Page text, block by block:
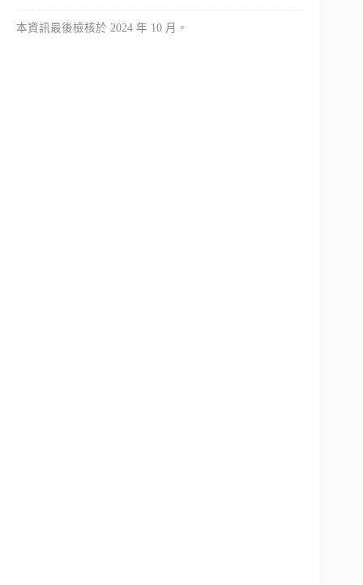
本資訊最後檢核於 2024 年 10 月。